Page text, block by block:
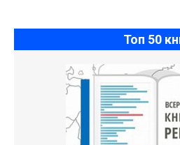
Топ 50